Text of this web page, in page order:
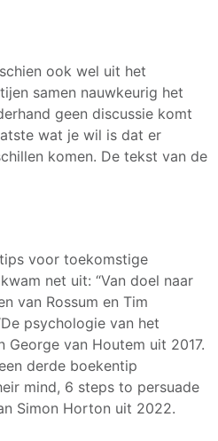
ook wel uit het
samen nauwkeurig het
geen discussie komt
wat je wil is dat er
komen. De tekst van de
voor toekomstige
net uit: “Van doel naar
van Rossum en Tim
psychologie van het
George van Houtem uit 2017.
derde boekentip
mind, 6 steps to persuade
Simon Horton uit 2022.